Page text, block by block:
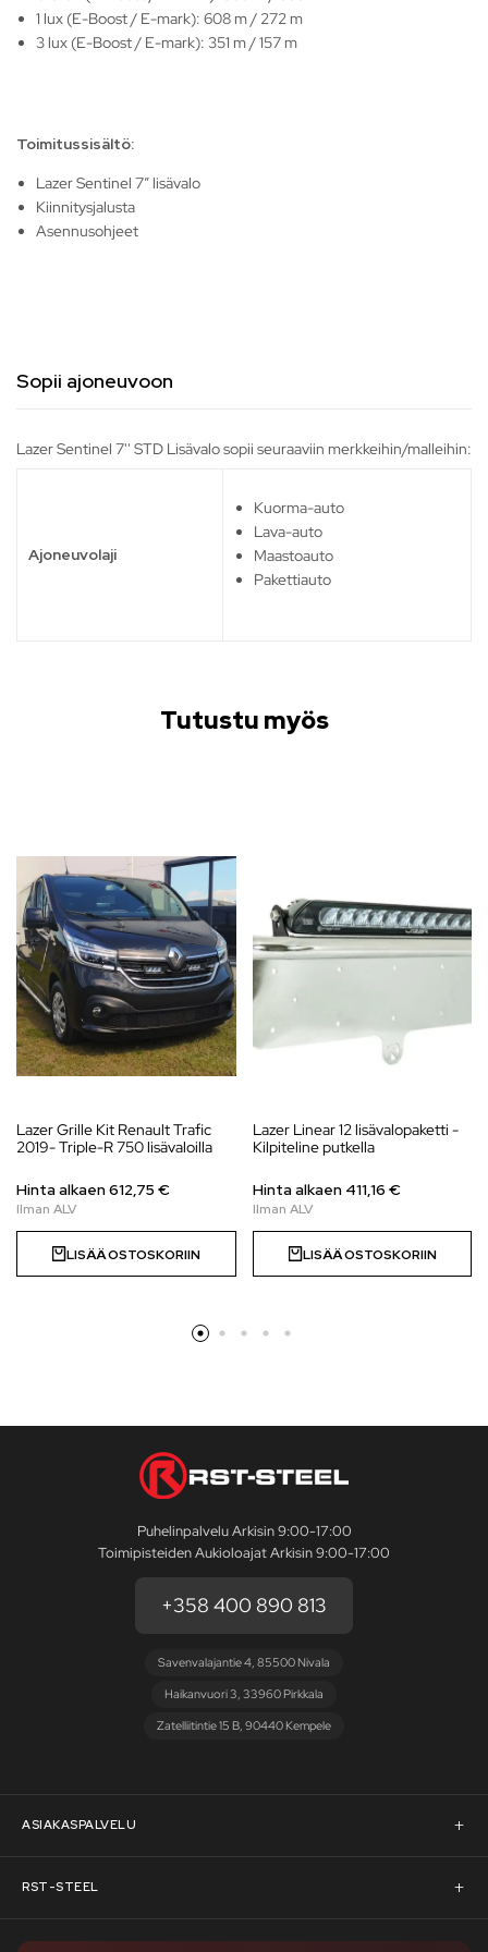
1 lux (E-Boost / E-mark): 608 m / 272 m
3 lux (E-Boost / E-mark): 351 m / 157 m
Toimitussisältö:
Lazer Sentinel 7” lisävalo
Kiinnitysjalusta
Asennusohjeet
Sopii ajoneuvoon
Lazer Sentinel 7'' STD Lisävalo sopii seuraaviin merkkeihin/malleihin:
Ajoneuvolaji
Kuorma-auto
Lava-auto
Maastoauto
Pakettiauto
Tutustu myös
Lazer Grille Kit Renault Trafic
2019- Triple-R 750 lisävaloilla
Hinta alkaen612,75 €
LISÄÄ OSTOSKORIIN
Lazer Linear 12 lisävalopaketti -
Kilpiteline putkella
Hinta alkaen 411,16 €
LISÄÄ OSTOSKORIIN
Puhelinpalvelu Arkisin 9:00-17:00
Toimipisteiden Aukioloajat Arkisin 9:00-17:00
+358 400 890 813
Savenvalajantie 4, 85500 Nivala
Haikanvuori 3, 33960 Pirkkala
Zatelliitintie 15 B, 90440 Kempele
ASIAKASPALVELU
Asiakaspalvelu
Pyydä tarjous
RST-STEEL
RST-Steelin tarina